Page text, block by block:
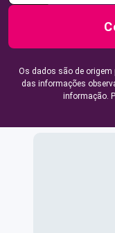
Os dados são de
das informações
informação.